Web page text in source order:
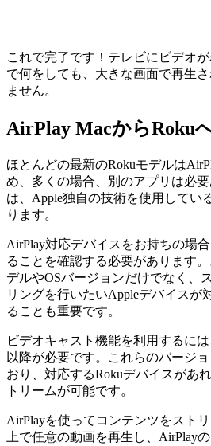
これで完了です！テレビにビデオ
で何をしても、大きな画面で再生
ません。
AirPlay MacからRoku
ほとんどの最新のRokuモデルは
め、多くの場合、別のアプリは必
は、Apple独自の技術を使用してい
ります。
AirPlay対応デバイスをお持ちの場
ることを確認する必要があります
デルやOSバージョンだけでなく、
リングを行いたいAppleデバイスが
ることも重要です。
ビデオキャスト機能を利用するには
以降が必要です。これらのバージ
おり、対応するRokuデバイスがあ
トリームが可能です。
AirPlayを使ってコンテンツをスト
上で任意の動画を再生し、AirPlay